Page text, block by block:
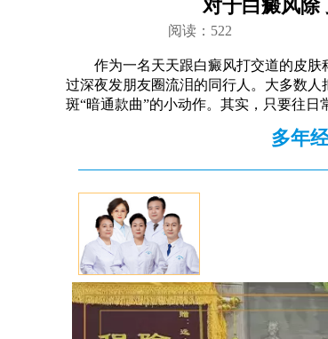
对于白癜风除
阅读： 522
作为一名天天跟白癜风打交道的皮
过深夜发朋友圈流泪的同行人。大多数
斑“暗通款曲”的小动作。其实，只要往日
多年